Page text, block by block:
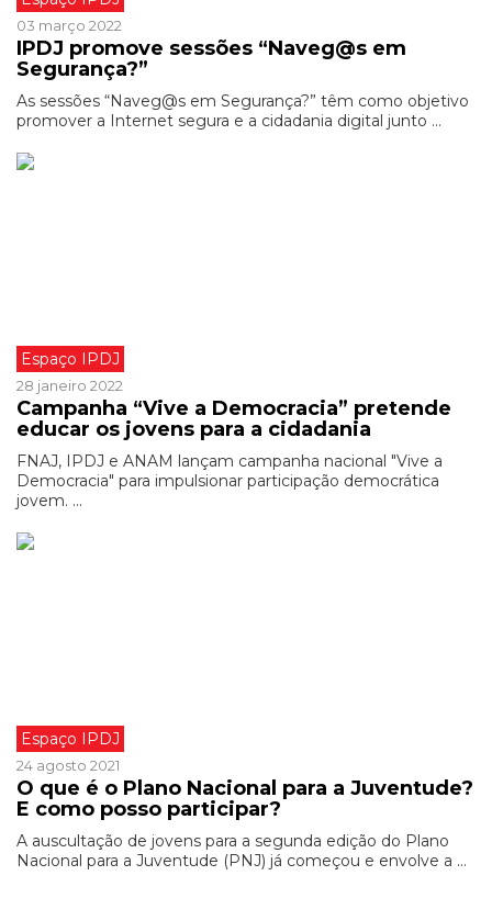
03 março 2022
IPDJ promove sessões “Naveg@s em
Segurança?”
As sessões “Naveg@s em Segurança?” têm como objetivo
promover a Internet segura e a cidadania digital junto ...
Espaço IPDJ
28 janeiro 2022
Campanha “Vive a Democracia” pretende
educar os jovens para a cidadania
FNAJ, IPDJ e ANAM lançam campanha nacional "Vive a
Democracia" para impulsionar participação democrática
jovem. ...
Espaço IPDJ
24 agosto 2021
O que é o Plano Nacional para a Juventude?
E como posso participar?
A auscultação de jovens para a segunda edição do Plano
Nacional para a Juventude (PNJ) já começou e envolve a ...